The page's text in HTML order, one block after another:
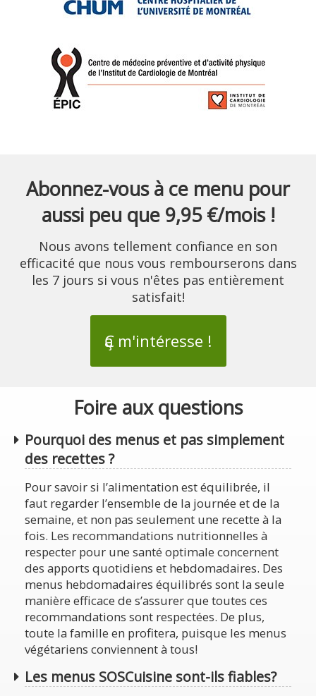
Abonnez-vous à ce menu pour
aussi peu que 9,95 €/mois !
Nous avons tellement confiance en son
efficacité que nous vous rembourserons dans
les 7 jours si vous n'êtes pas entièrement
satisfait!
Ҫa m'intéresse !
Foire aux questions
Pourquoi des menus et pas simplement
des recettes ?
Pour savoir si l’alimentation est équilibrée, il
faut regarder l’ensemble de la journée et de la
semaine, et non pas seulement une recette à la
fois. Les recommandations nutritionnelles à
respecter pour une santé optimale concernent
des apports quotidiens et hebdomadaires. Des
menus hebdomadaires équilibrés sont la seule
manière efficace de s’assurer que toutes ces
recommandations sont respectées. De plus,
toute la famille en profitera, puisque les menus
végétariens conviennent à tous!
Les menus SOSCuisine sont-ils fiables?